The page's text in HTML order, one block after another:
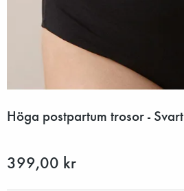
Höga postpartum trosor - Svart
399,00 kr